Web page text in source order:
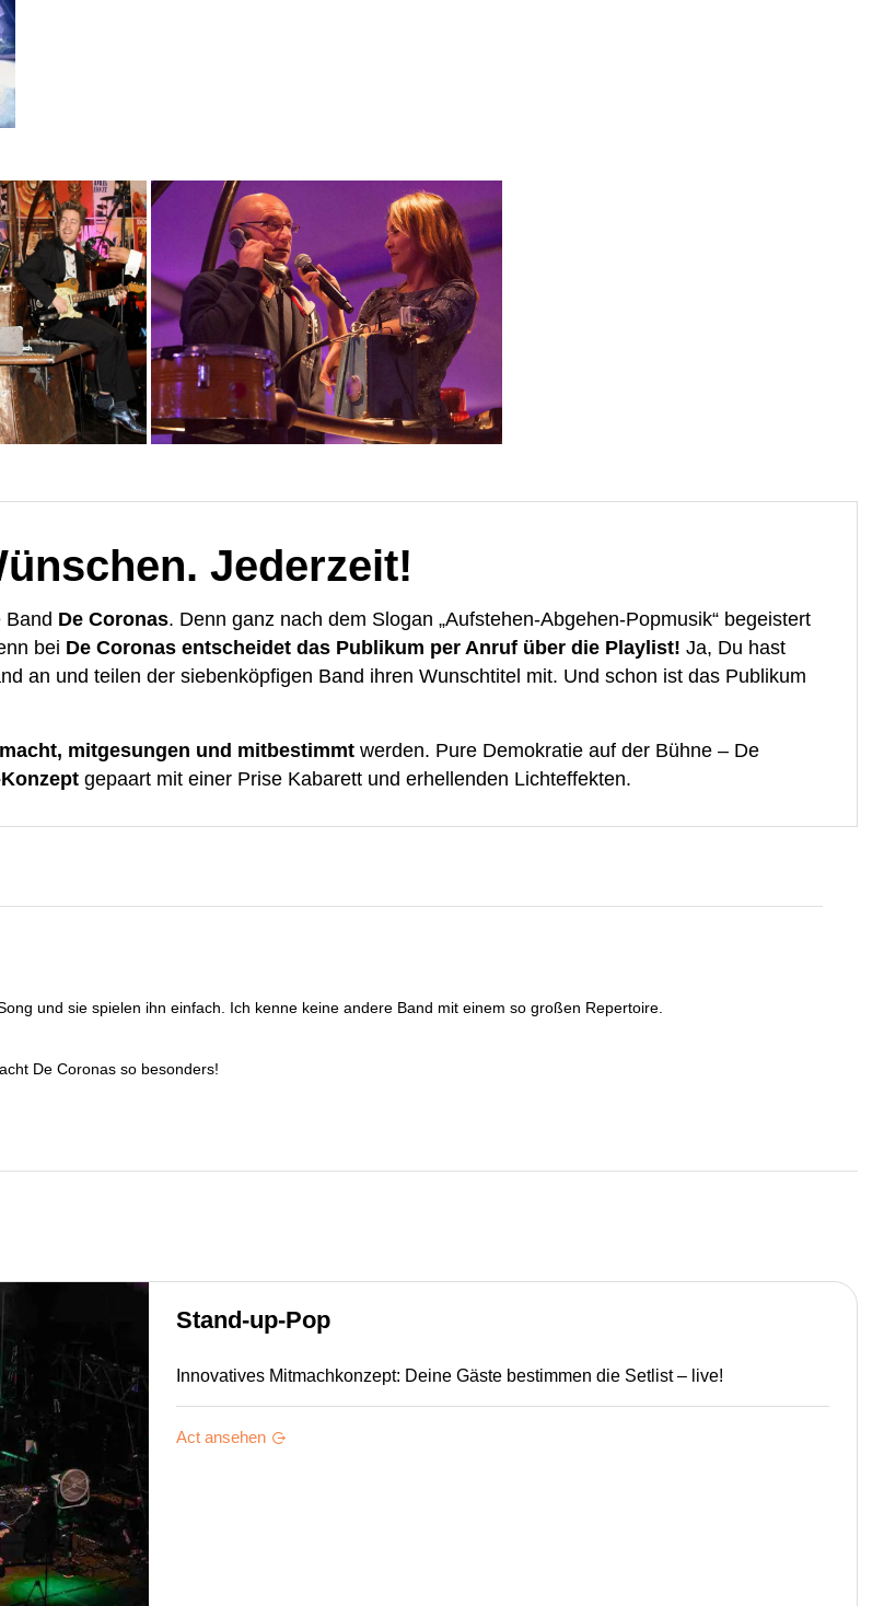
Jederzeit!
Band De Coronas. Denn ganz nach dem Slogan „Aufstehen-Abgehen-Popmusik“ begeistert
bei De Coronas entscheidet das Publikum per Anruf über die Playlist! Ja, Du hast
an und teilen der siebenköpfigen Band ihren Wunschtitel mit. Und schon ist das Publikum
mitgesungen und mitbestimmt werden. Pure Demokratie auf der Bühne – De
gepaart mit einer Prise Kabarett und erhellenden Lichteffekten.
und sie spielen ihn einfach. Ich kenne keine andere Band mit einem so großen Repertoire.
De Coronas so besonders!
Stand-up-Pop
Innovatives Mitmachkonzept: Deine Gäste bestimmen die Setlist – live!
Act ansehen